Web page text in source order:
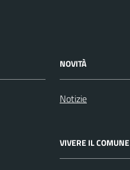
NOVITÀ
Notizie
VIVERE IL COMUNE